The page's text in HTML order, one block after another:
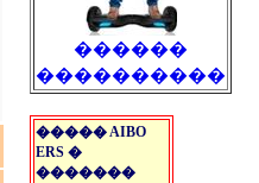
������
����������
����� AIBO
ERS �
�������